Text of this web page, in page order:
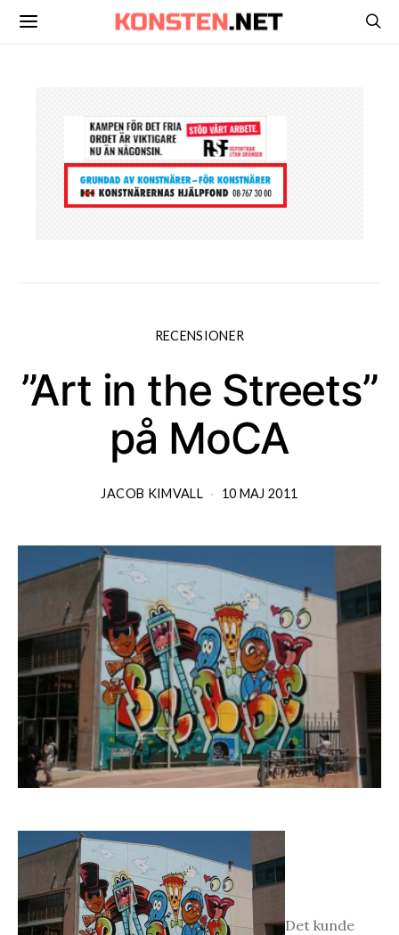
RECENSIONER
”Art in the Streets”
på MoCA
JACOB KIMVALL 10 MAJ 2011
Det kunde